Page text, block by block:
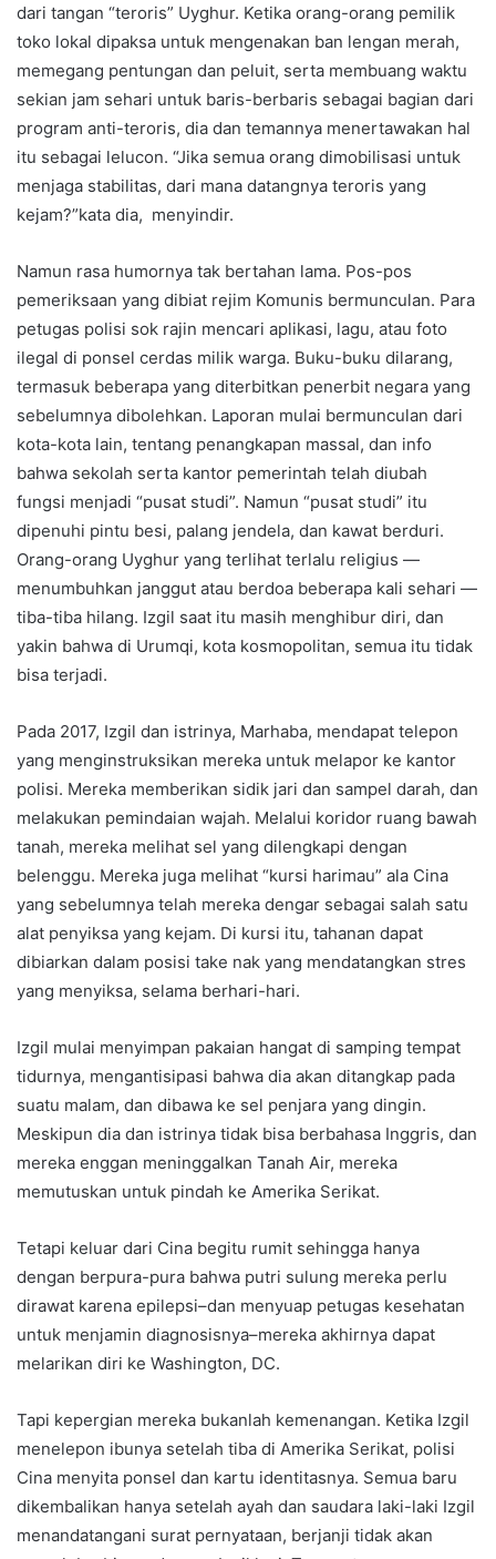
dari tangan “teroris” Uyghur. Ketika orang-orang pemilik
toko lokal dipaksa untuk mengenakan ban lengan merah,
memegang pentungan dan peluit, serta membuang waktu
sekian jam sehari untuk baris-berbaris sebagai bagian dari
program anti-teroris, dia dan temannya menertawakan hal
itu sebagai lelucon. “Jika semua orang dimobilisasi untuk
menjaga stabilitas, dari mana datangnya teroris yang
kejam?”kata dia, menyindir.
Namun rasa humornya tak bertahan lama. Pos-pos
pemeriksaan yang dibiat rejim Komunis bermunculan. Para
petugas polisi sok rajin mencari aplikasi, lagu, atau foto
ilegal di ponsel cerdas milik warga. Buku-buku dilarang,
termasuk beberapa yang diterbitkan penerbit negara yang
sebelumnya dibolehkan. Laporan mulai bermunculan dari
kota-kota lain, tentang penangkapan massal, dan info
bahwa sekolah serta kantor pemerintah telah diubah
fungsi menjadi “pusat studi”. Namun “pusat studi” itu
dipenuhi pintu besi, palang jendela, dan kawat berduri.
Orang-orang Uyghur yang terlihat terlalu religius —
menumbuhkan janggut atau berdoa beberapa kali sehari —
tiba-tiba hilang. Izgil saat itu masih menghibur diri, dan
yakin bahwa di Urumqi, kota kosmopolitan, semua itu tidak
bisa terjadi.
Pada 2017, Izgil dan istrinya, Marhaba, mendapat telepon
yang menginstruksikan mereka untuk melapor ke kantor
polisi. Mereka memberikan sidik jari dan sampel darah, dan
melakukan pemindaian wajah. Melalui koridor ruang bawah
tanah, mereka melihat sel yang dilengkapi dengan
belenggu. Mereka juga melihat “kursi harimau” ala Cina
yang sebelumnya telah mereka dengar sebagai salah satu
alat penyiksa yang kejam. Di kursi itu, tahanan dapat
dibiarkan dalam posisi take nak yang mendatangkan stres
yang menyiksa, selama berhari-hari.
Izgil mulai menyimpan pakaian hangat di samping tempat
tidurnya, mengantisipasi bahwa dia akan ditangkap pada
suatu malam, dan dibawa ke sel penjara yang dingin.
Meskipun dia dan istrinya tidak bisa berbahasa Inggris, dan
mereka enggan meninggalkan Tanah Air, mereka
memutuskan untuk pindah ke Amerika Serikat.
Tetapi keluar dari Cina begitu rumit sehingga hanya
dengan berpura-pura bahwa putri sulung mereka perlu
dirawat karena epilepsi–dan menyuap petugas kesehatan
untuk menjamin diagnosisnya–mereka akhirnya dapat
melarikan diri ke Washington, DC.
Tapi kepergian mereka bukanlah kemenangan. Ketika Izgil
menelepon ibunya setelah tiba di Amerika Serikat, polisi
Cina menyita ponsel dan kartu identitasnya. Semua baru
dikembalikan hanya setelah ayah dan saudara laki-laki Izgil
menandatangani surat pernyataan, berjanji tidak akan